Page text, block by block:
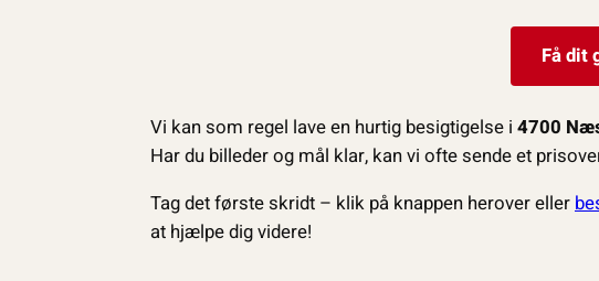
Få dit
Vi kan som regel lave en hurtig besigtigelse i 4700
Har du billeder og mål klar, kan vi ofte sende et
Tag det første skridt – klik på knappen herover eller
at hjælpe dig videre!